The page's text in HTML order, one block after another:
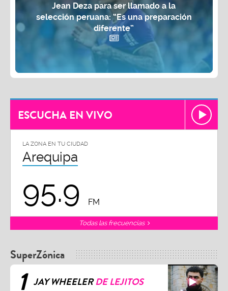
Jean Deza para ser llamado a la
selección peruana: “Es una preparación
diferente”
ESCUCHA EN VIVO
LA ZONA EN TU CIUDAD
Arequipa
95.9 FM
Todas las frecuencias
SuperZónica
1 JAY WHEELERDE LEJITOS